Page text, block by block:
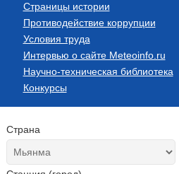
Страницы истории
Противодействие коррупции
Условия труда
Интервью о сайте Meteoinfo.ru
Научно-техническая библиотека
Конкурсы
Страна